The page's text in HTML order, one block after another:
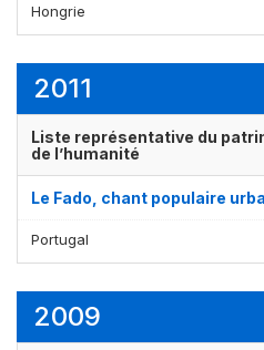
Hongrie
2011
Liste représentative du
de l’humanité
Le Fado, chant populaire
Portugal
2009